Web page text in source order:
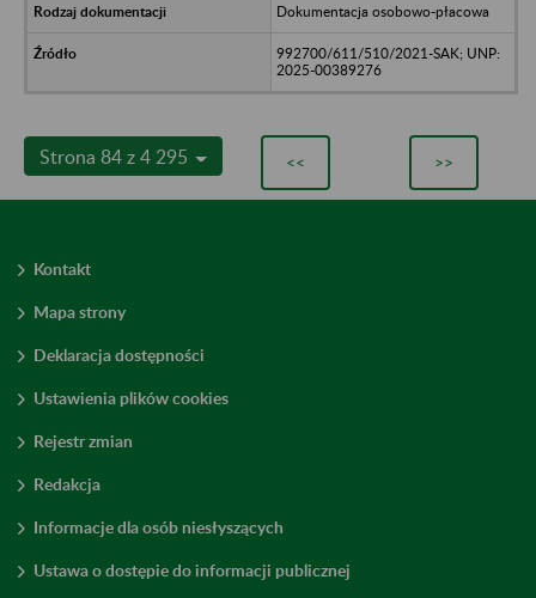
Dokumentacja osobowo-płacowa
992700/611/510/2021-SAK; UNP:
2025-00389276
Strona 84 z 4 295 << >>
Kontakt
Mapa strony
Deklaracja dostępności
Ustawienia plików cookies
Rejestr zmian
Redakcja
Informacje dla osób niesłyszących
Ustawa o dostępie do informacji publicznej